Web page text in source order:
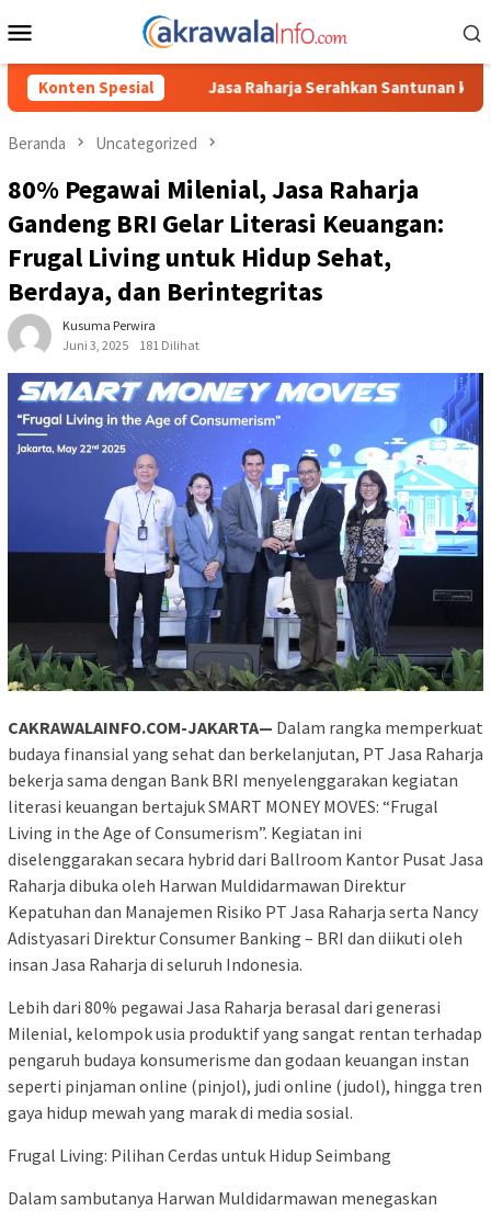
ke
Mobile
Konten Spesial
Raharja Serahkan Santunan kepada Ahli Waris Korban
Beranda Uncategorized
80% Pegawai Milenial, Jasa Raharja
Gandeng BRI Gelar Literasi Keuangan:
Frugal Living untuk Hidup Sehat,
Berdaya, dan Berintegritas
Kusuma Perwira
Juni 3, 2025
181 Dilihat
CAKRAWALAINFO.COM-JAKARTA— Dalam rangka memperkuat
budaya finansial yang sehat dan berkelanjutan, PT Jasa Raharja
bekerja sama dengan Bank BRI menyelenggarakan kegiatan
literasi keuangan bertajuk SMART MONEY MOVES: “Frugal
Living in the Age of Consumerism”. Kegiatan ini
diselenggarakan secara hybrid dari Ballroom Kantor Pusat Jasa
Raharja dibuka oleh Harwan Muldidarmawan Direktur
Kepatuhan dan Manajemen Risiko PT Jasa Raharja serta Nancy
Adistyasari Direktur Consumer Banking – BRI dan diikuti oleh
insan Jasa Raharja di seluruh Indonesia.
Lebih dari 80% pegawai Jasa Raharja berasal dari generasi
Milenial, kelompok usia produktif yang sangat rentan terhadap
pengaruh budaya konsumerisme dan godaan keuangan instan
seperti pinjaman online (pinjol), judi online (judol), hingga tren
gaya hidup mewah yang marak di media sosial.
Frugal Living: Pilihan Cerdas untuk Hidup Seimbang
Dalam sambutanya Harwan Muldidarmawan menegaskan